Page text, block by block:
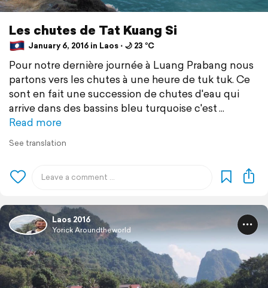
Les chutes de Tat Kuang Si
January 6, 2016 in Laos ⋅ 🌙 23 °C
Pour notre dernière journée à Luang Prabang nous
partons vers les chutes à une heure de tuk tuk. Ce
sont en fait une succession de chutes d'eau qui
arrive dans des bassins bleu turquoise c'est
Read more
See translation
Laos 2016
Yorick Aroundtheworld